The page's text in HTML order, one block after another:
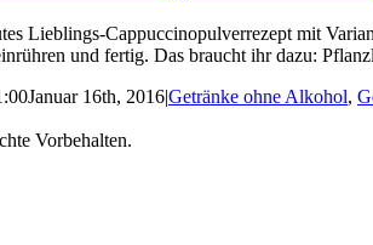
Lieblings-Cappuccinopulverrezept mit
und fertig. Das braucht ihr dazu:
Januar 16th, 2016|Getränke ohne Alkohol,
Vorbehalten.